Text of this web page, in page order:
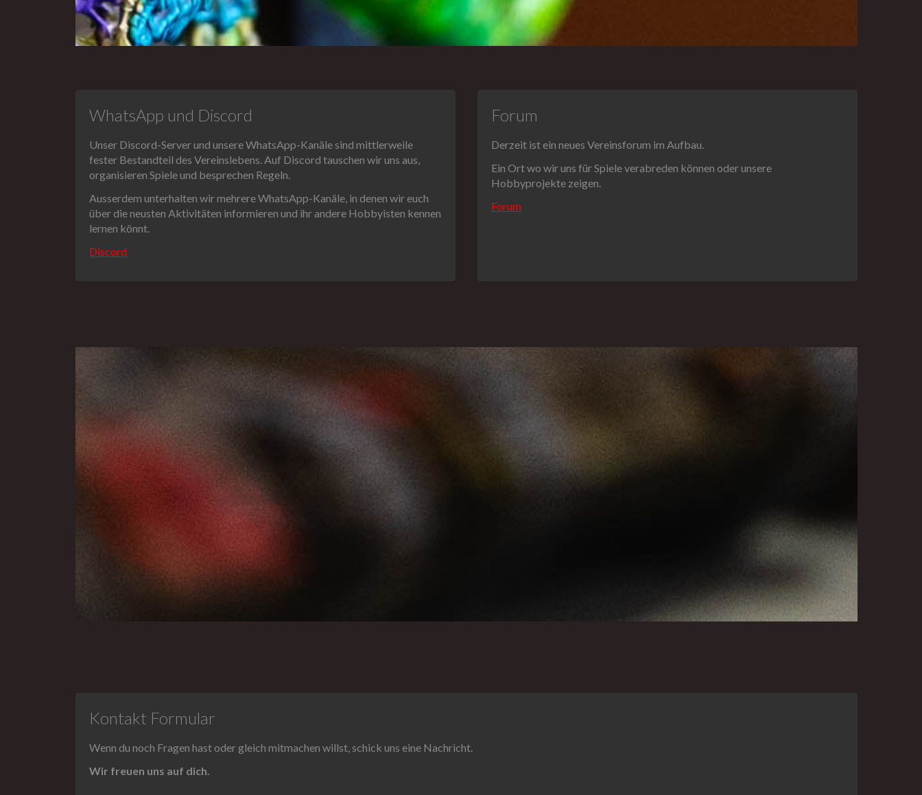
WhatsApp und Discord
Unser Discord-Server und unsere WhatsApp-Kanäle sind mittlerweile
fester Bestandteil des Vereinslebens. Auf Discord tauschen wir uns aus,
organisieren Spiele und besprechen Regeln.
Ausserdem unterhalten wir mehrere WhatsApp-Kanäle, in denen wir euch
über die neusten Aktivitäten informieren und ihr andere Hobbyisten kennen
lernen könnt.
Discord
Forum
Derzeit ist ein neues Vereinsforum im Aufbau.
Ein Ort wo wir uns für Spiele verabreden können oder unsere
Hobbyprojekte zeigen.
Forum
Kontakt Formular
Wenn du noch Fragen hast oder gleich mitmachen willst, schick uns eine Nachricht.
Wir freuen uns auf dich.